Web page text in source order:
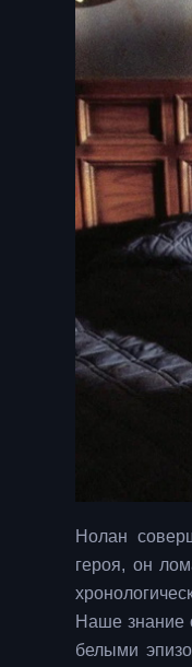
Нолан
героя, он
Наше знание
белыми